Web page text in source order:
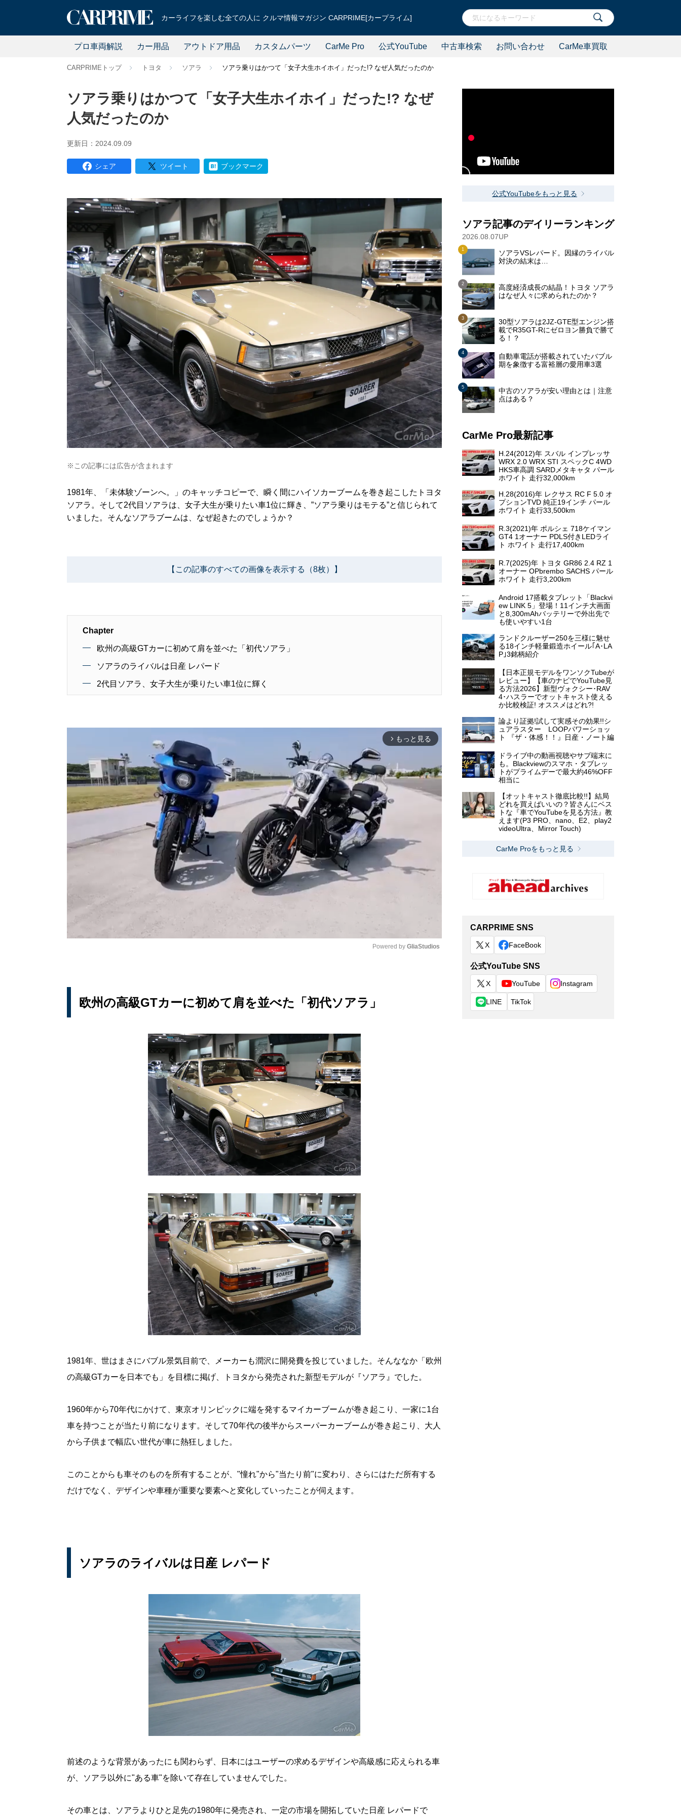
カーライフを楽しむ全ての人に クルマ情報マガジン CARPRIME[カープライム]
プロ車両解説 カー用品 アウトドア用品 カスタムパーツ CarMe Pro 公式YouTube 中古車検索 お問い合わせ CarMe車買取
CARPRIMEトップ トヨタ ソアラ ソアラ乗りはかつて「女子大生ホイホイ」だった!? なぜ人気だったのか
ソアラ乗りはかつて「女子大生ホイホイ」だった!? なぜ
人気だったのか
更新日：2024.09.09
シェア ツイート ブックマーク
※この記事には広告が含まれます
1981年、「未体験ゾーンへ。」のキャッチコピーで、瞬く間にハイソカーブームを巻き起こしたトヨタ
ソアラ。そして2代目ソアラは、女子大生が乗りたい車1位に輝き、”ソアラ乗りはモテる”と信じられて
いました。そんなソアラブームは、なぜ起きたのでしょうか？
【この記事のすべての画像を表示する（8枚）】
Chapter
欧州の高級GTカーに初めて肩を並べた「初代ソアラ」
ソアラのライバルは日産 レパード
2代目ソアラ、女子大生が乗りたい車1位に輝く
arrow_forward_ios もっと見る
Powered by GliaStudios
欧州の高級GTカーに初めて肩を並べた「初代ソアラ」
1981年、世はまさにバブル景気目前で、メーカーも潤沢に開発費を投じていました。そんななか「欧州
の高級GTカーを日本でも」を目標に掲げ、トヨタから発売された新型モデルが『ソアラ』でした。
1960年から70年代にかけて、東京オリンピックに端を発するマイカーブームが巻き起こり、一家に1台
車を持つことが当たり前になります。そして70年代の後半からスーパーカーブームが巻き起こり、大人
から子供まで幅広い世代が車に熱狂しました。
このことからも車そのものを所有することが、"憧れ"から"当たり前"に変わり、さらにはただ所有する
だけでなく、デザインや車種が重要な要素へと変化していったことが伺えます。
ソアラのライバルは日産 レパード
前述のような背景があったにも関わらず、日本にはユーザーの求めるデザインや高級感に応えられる車
が、ソアラ以外に"ある車"を除いて存在していませんでした。
その車とは、ソアラよりひと足先の1980年に発売され、一定の市場を開拓していた日産 レパードで
公式YouTubeをもっと見る
ソアラ記事のデイリーランキング
2026.08.07UP
ソアラVSレパード。因縁のライバル
対決の結末は…
高度経済成長の結晶！トヨタ ソアラ
はなぜ人々に求められたのか？
30型ソアラは2JZ-GTE型エンジン搭
載でR35GT-Rにゼロヨン勝負で勝て
る！？
自動車電話が搭載されていたバブル
期を象徴する富裕層の愛用車3選
中古のソアラが安い理由とは｜注意
点はある？
CarMe Pro最新記事
H.24(2012)年 スバル インプレッサ
WRX 2.0 WRX STI スペックC 4WD
HKS車高調 SARDメタキャタ パール
ホワイト 走行32,000km
H.28(2016)年 レクサス RC F 5.0 オ
プションTVD 純正19インチ パール
ホワイト 走行33,500km
R.3(2021)年 ポルシェ 718ケイマン
GT4 1オーナー PDLS付きLEDライ
ト ホワイト 走行17,400km
R.7(2025)年 トヨタ GR86 2.4 RZ 1
オーナー OPbrembo SACHS パール
ホワイト 走行3,200km
Android 17搭載タブレット「Blackvi
ew LINK 5」登場！11インチ大画面
と8,300mAhバッテリーで外出先で
も使いやすい1台
ランドクルーザー250を三様に魅せ
る18インチ軽量鍛造ホイール｢A･LA
P｣3銘柄紹介
【日本正規モデルをワンソクTubeが
レビュー】【車のナビでYouTube見
る方法2026】新型ヴォクシー･RAV
4･ハスラーでオットキャスト使える
か比較検証! オススメはどれ?!
論より証拠!試して実感その効果!!シ
ュアラスター LOOPパワーショッ
ト 『ザ・体感！！』日産・ノート編
ドライブ中の動画視聴やサブ端末に
も。Blackviewのスマホ・タブレッ
トがプライムデーで最大約46%OFF
相当に
【オットキャスト徹底比較!!】結局
どれを買えばいいの？皆さんにベス
トな『車でYouTubeを見る方法』教
えます(P3 PRO、nano、E2、play2
videoUltra、Mirror Touch)
CarMe Proをもっと見る
CARPRIME SNS
X FaceBook
公式YouTube SNS
X YouTube Instagram
LINE TikTok